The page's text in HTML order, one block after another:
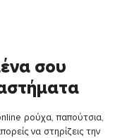
σου
ρούχα, παπούτσια,
να στηρίζεις την